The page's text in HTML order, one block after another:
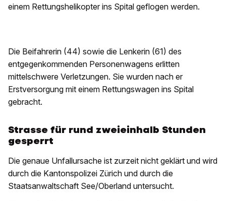
einem Rettungshelikopter ins Spital geflogen werden.
Die Beifahrerin (44) sowie die Lenkerin (61) des
entgegenkommenden Personenwagens erlitten
mittelschwere Verletzungen. Sie wurden nach er
Erstversorgung mit einem Rettungswagen ins Spital
gebracht.
Strasse für rund zweieinhalb Stunden
gesperrt
Die genaue Unfallursache ist zurzeit nicht geklärt und wird
durch die Kantonspolizei Zürich und durch die
Staatsanwaltschaft See/Oberland untersucht.